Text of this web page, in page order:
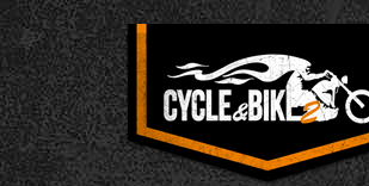
Aller
au
contenu
Panneau de gestion des cookies